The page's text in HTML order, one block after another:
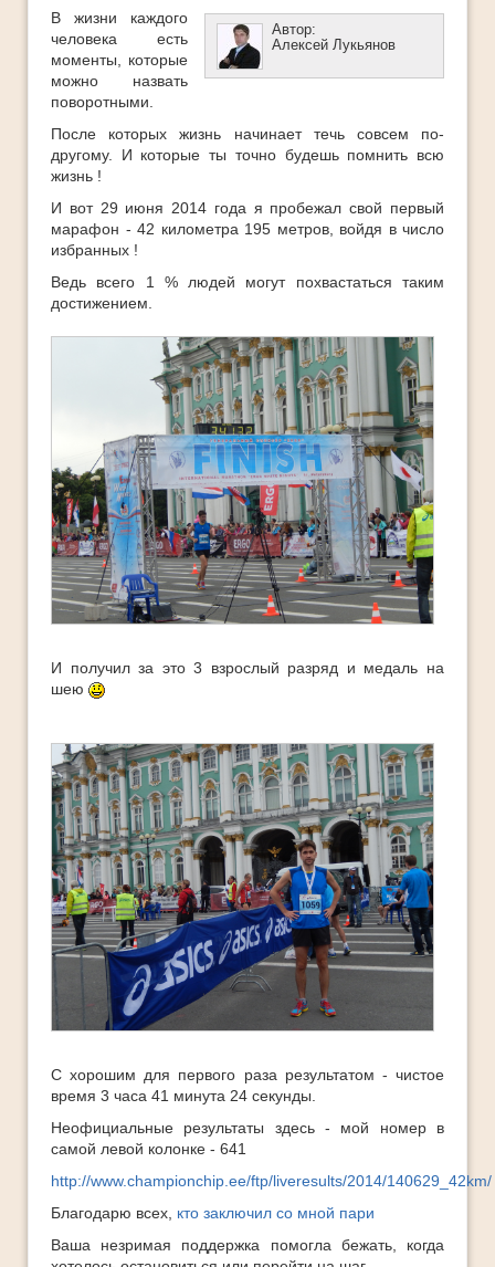
Как стать богатым
ЛУЧШЕЕ
Методы стратегического успеха
Мифы успеха
Мои истории успеха
Молодеть с каждым годом
Новости
Обучающее видео
Платные Продукты
Автор:
Алексей Лукьянов
В жизни каждого
человека есть
моменты, которые
можно назвать
поворотными.
После которых жизнь начинает течь совсем по-
другому. И которые ты точно будешь помнить всю
жизнь !
И вот 29 июня 2014 года я пробежал свой первый
марафон - 42 километра 195 метров, войдя в число
избранных !
Ведь всего 1 % людей могут похвастаться таким
достижением.
И получил за это 3 взрослый разряд и медаль на
шею
С хорошим для первого раза результатом - чистое
время 3 часа 41 минута 24 секунды.
Неофициальные результаты здесь - мой номер в
самой левой колонке - 641
http://www.championchip.ee/ftp/liveresults/2014/140629_42km/
Благодарю всех, кто заключил со мной пари
Ваша незримая поддержка помогла бежать, когда